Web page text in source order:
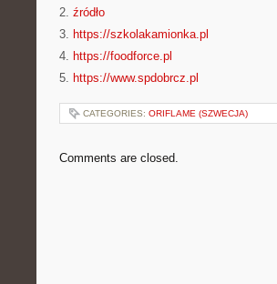
2. źródło
3. https://szkolakamionka.pl
4. https://foodforce.pl
5. https://www.spdobrcz.pl
CATEGORIES: ORIFLAME (SZWECJA)
Comments are closed.